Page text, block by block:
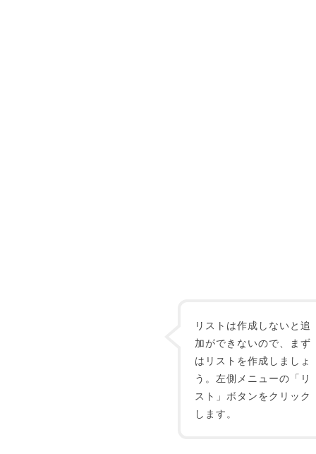
リストは作成しないと追
加ができないので、まず
はリストを作成しましょ
う。左側メニューの「リ
スト」ボタンをクリック
します。